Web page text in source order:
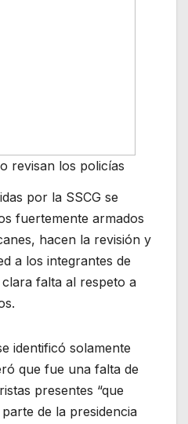
revisan los policías
por la SSCG se
fuertemente armados
hacen la revisión y
a los integrantes de
falta al respeto a
identificó solamente
que fue una falta de
presentes “que
de la presidencia